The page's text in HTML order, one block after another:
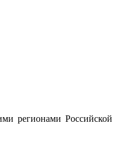
регионами Российской